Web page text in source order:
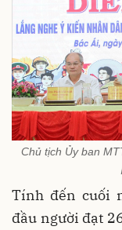
Chủ tịch Ủy ban
Tính đến cuối
đầu người đạt